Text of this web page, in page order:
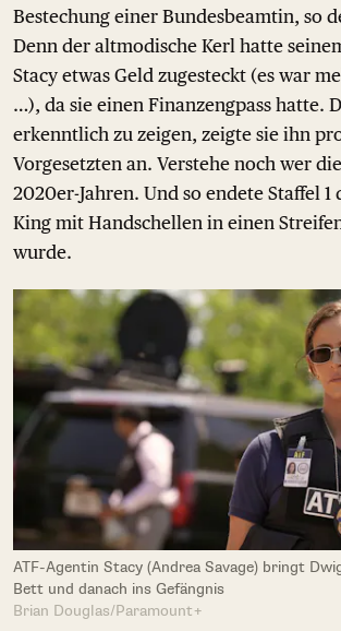
Bestechung einer Bundesbeamtin, so
Denn der altmodische Kerl hatte
Stacy etwas Geld zugesteckt (es war
…), da sie einen Finanzengpass hatte.
erkenntlich zu zeigen, zeigte sie ihn
Vorgesetzten an. Verstehe noch wer
2020er-Jahren. Und so endete Staffel 1
King mit Handschellen in einen
wurde.
ATF-Agentin Stacy (Andrea Savage) bringt
Bett und danach ins Gefängnis
Brian Douglas/Paramount+